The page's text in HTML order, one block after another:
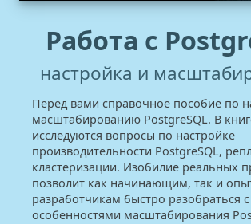
Работа с
настройка и
Перед вами справочное пособие по
масштабированию PostgreSQL. В
исследуются вопросы по настройке
производительности PostgreSQL,
кластеризации. Изобилие реальных
позволит как начинающим, так и
разработчикам быстро разобраться с
особенностями масштабирования